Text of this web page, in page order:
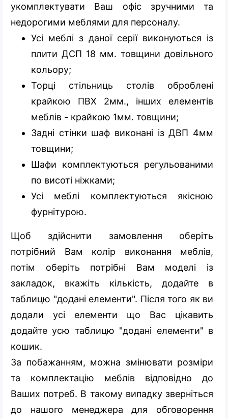
укомплектувати Ваш офіс зручними та
недорогими меблями для персоналу.
Усі меблі з даної серії виконуються із
плити ДСП 18 мм. товщини довільного
кольору;
Торці стільниць столів оброблені
крайкою ПВХ 2мм., інших елементів
меблів - крайкою 1мм. товщини;
Задні стінки шаф виконані із ДВП 4мм
товщини;
Шафи комплектуються регульованими
по висоті ніжками;
Усі меблі комплектуються якісною
фурнітурою.
Щоб здійснити замовлення оберіть
потрібний Вам колір виконання меблів,
потім оберіть потрібні Вам моделі із
закладок, вкажіть кількість, додайте в
таблицю "додані елементи". Після того як ви
додали усі елементи що Вас цікавить
додайте усю таблицю "додані елементи" в
кошик.
За побажанням, можна змінювати розміри
та комплектацію меблів відповідно до
Ваших потреб. В такому випадку зверніться
до нашого менеджера для обговорення